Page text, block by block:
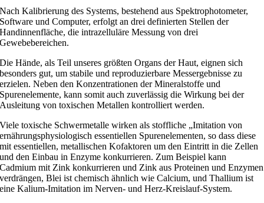
Nach Kalibrierung des Systems, bestehend aus Spektrophotometer,
Software und Computer, erfolgt an drei definierten Stellen der
Handinnenfläche, die intrazelluläre Messung von drei
Gewebebereichen.
Die Hände, als Teil unseres größten Organs der Haut, eignen sich
besonders gut, um stabile und reproduzierbare Messergebnisse zu
erzielen. Neben den Konzentrationen der Mineralstoffe und
Spurenelemente, kann somit auch zuverlässig die Wirkung bei der
Ausleitung von toxischen Metallen kontrolliert werden.
Viele toxische Schwermetalle wirken als stoffliche „Imitation von
ernährungsphysiologisch essentiellen Spurenelementen, so dass diese
mit essentiellen, metallischen Kofaktoren um den Eintritt in die Zellen
und den Einbau in Enzyme konkurrieren. Zum Beispiel kann
Cadmium mit Zink konkurrieren und Zink aus Proteinen und Enzymen
verdrängen, Blei ist chemisch ähnlich wie Calcium, und Thallium ist
eine Kalium-Imitation im Nerven- und Herz-Kreislauf-System.